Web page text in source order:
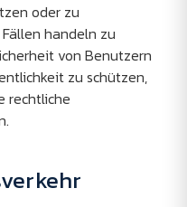
oder zu
handeln zu
von Benutzern
zu schützen,
rechtliche